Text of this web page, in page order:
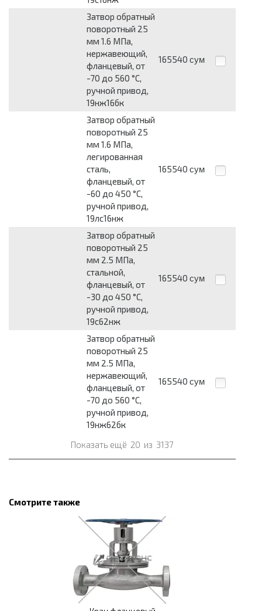
Затвор обратный
поворотный 25
мм 1.6 МПа,
нержавеющий,
фланцевый, от
-70 до 560 °С,
ручной привод,
19нж16бк
165540 сум
Затвор обратный
поворотный 25
мм 1.6 МПа,
легированная
сталь,
фланцевый, от
-60 до 450 °С,
ручной привод,
19лс16нж
165540 сум
Затвор обратный
поворотный 25
мм 2.5 МПа,
стальной,
фланцевый, от
-30 до 450 °С,
ручной привод,
19с62нж
165540 сум
Затвор обратный
поворотный 25
мм 2.5 МПа,
нержавеющий,
фланцевый, от
-70 до 560 °С,
ручной привод,
19нж62бк
165540 сум
Показать ещё 20 из 3137
Смотрите также